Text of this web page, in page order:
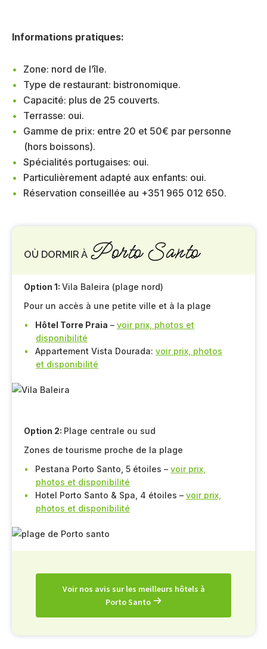
Informations pratiques:
Zone: nord de l’île.
Type de restaurant: bistronomique.
Capacité: plus de 25 couverts.
Terrasse: oui.
Gamme de prix: entre 20 et 50€ par personne
(hors boissons).
Spécialités portugaises: oui.
Particulièrement adapté aux enfants: oui.
Réservation conseillée au +351 965 012 650.
OÙ DORMIR À Porto Santo
Option 1: Vila Baleira (plage nord)
Pour un accès à une petite ville et à la plage
Hôtel Torre Praia – voir prix, photos et
disponibilité
Appartement Vista Dourada: voir prix, photos
et disponibilité
Option 2: Plage centrale ou sud
Zones de tourisme proche de la plage
Pestana Porto Santo, 5 étoiles – voir prix,
photos et disponibilité
Hotel Porto Santo & Spa, 4 étoiles – voir prix,
photos et disponibilité
Voir nos avis sur les meilleurs hôtels à
Porto Santo